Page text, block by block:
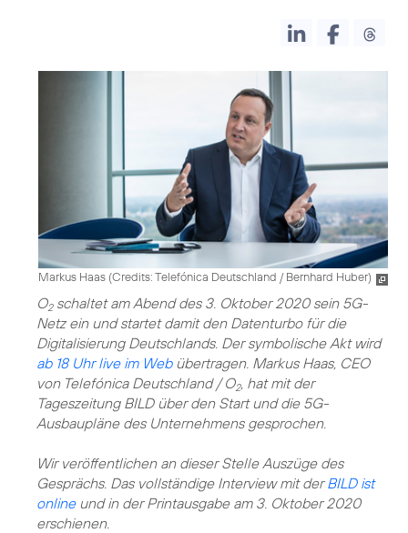
Markus Haas (Credits: Telefónica Deutschland / Bernhard Huber)
O2schaltet am Abend des 3. Oktober 2020 sein 5G-
Netz ein und startet damit den Datenturbo für die
Digitalisierung Deutschlands. Der symbolische Akt wird
ab 18 Uhr live im Webübertragen. Markus Haas, CEO
von Telefónica Deutschland / O2, hat mit der
Tageszeitung BILD über den Start und die 5G-
Ausbaupläne des Unternehmens gesprochen.
Wir veröffentlichen an dieser Stelle Auszüge des
Gesprächs. Das vollständige Interview mit derBILD ist
onlineund in der Printausgabe am 3. Oktober 2020
erschienen.